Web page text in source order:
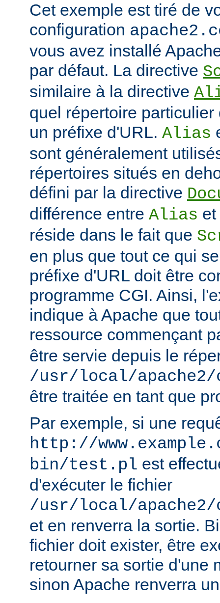
Cet exemple est tiré de
configuration
vous avez installé
par défaut. La directive
similaire à la directive
quel répertoire
un préfixe d'URL. Alias
sont généralement
répertoires situés en
défini par la directive
différence entre Alias et
réside dans le fait que
en plus que tout ce qui
préfixe d'URL doit être
programme CGI. Ainsi,
indique à Apache que
ressource commençant
être servie depuis le
/usr/local/
être traitée en tant que
Par exemple, si une
http://
bin/test.pl est
d'exécuter le fichier
/usr/local/
et en renverra la sortie.
fichier doit exister, être
retourner sa sortie d'une
sinon Apache renverra